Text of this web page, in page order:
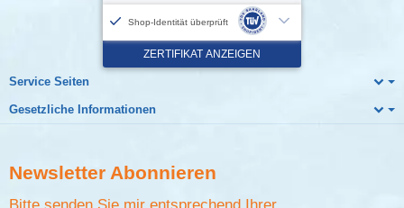
Service Seiten
Gesetzliche Informationen
Newsletter Abonnieren